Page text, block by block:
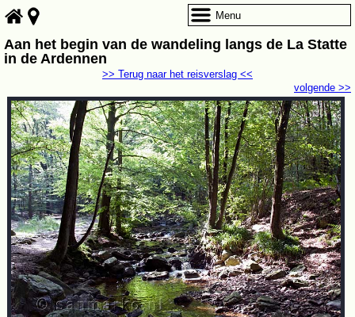
Aan het begin van de wandeling langs de La Statte
in de Ardennen
volgende >>
>> Terug naar het reisverslag <<
Menu